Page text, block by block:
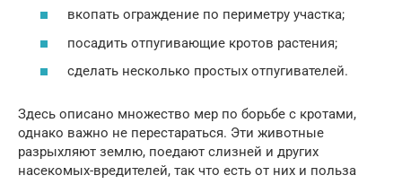
вкопать ограждение по периметру участка;
посадить отпугивающие кротов растения;
сделать несколько простых отпугивателей.
Здесь описано множество мер по борьбе с кротами,
однако важно не перестараться. Эти животные
разрыхляют землю, поедают слизней и других
насекомых-вредителей, так что есть от них и польза